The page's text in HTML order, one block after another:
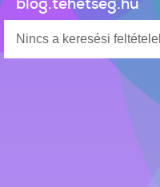
Nincs a keresési